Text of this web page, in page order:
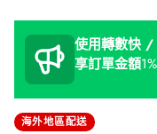
使用轉數快
享訂單金額
海外地區配送